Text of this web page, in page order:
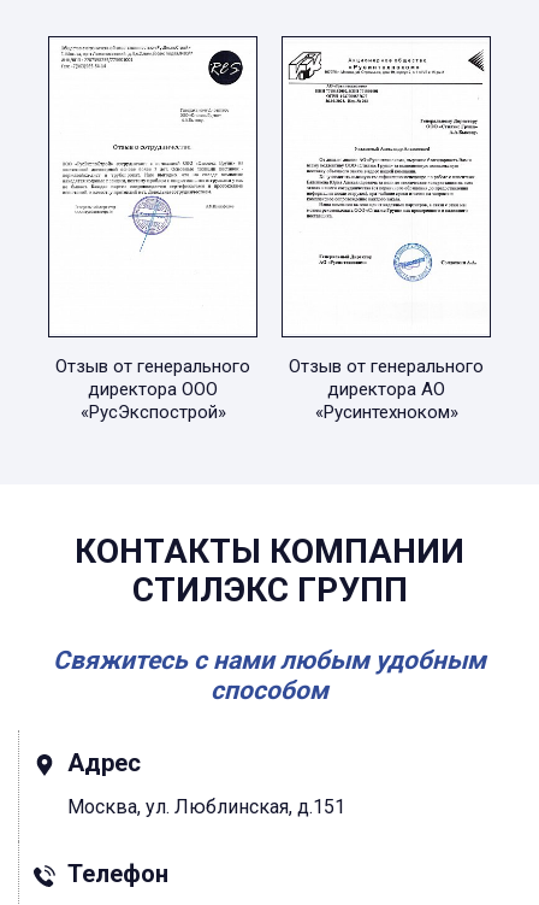
Отзыв от генерального
директора ООО
«РусЭкспострой»
Отзыв от генерального
директора АО
«Русинтехноком»
КОНТАКТЫ КОМПАНИИ
СТИЛЭКС ГРУПП
Свяжитесь с нами любым удобным
способом
Адрес
Москва, ул. Люблинская, д.151
Телефон